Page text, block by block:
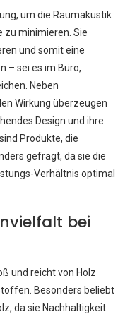
um die Raumakustik
zu minimieren. Sie
und somit eine
– sei es im Büro,
Neben
Wirkung überzeugen
Design und ihre
Produkte, die
gefragt, da sie die
Verhältnis optimal
bei
und reicht von Holz
Besonders beliebt
da sie Nachhaltigkeit